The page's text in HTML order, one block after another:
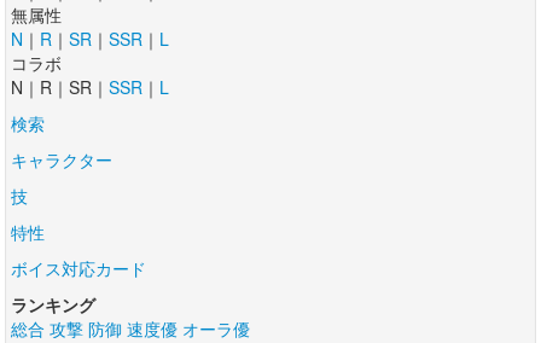
無属性
N ｜ R ｜ SR ｜ SSR ｜ L
コラボ
N｜R｜SR｜ SSR ｜ L
検索
キャラクター
技
特性
ボイス対応カード
ランキング
総合 攻撃 防御 速度優 オーラ優